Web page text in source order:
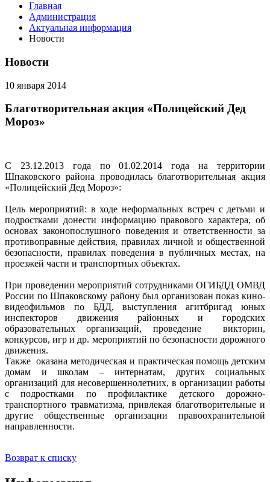
Главная
Администрация
Актуальная информация
Новости
Новости
10 января 2014
Благотворительная акция «Полицейский Дед
Мороз»
С 23.12.2013 года по 01.02.2014 года на территории
Шпаковского района проводилась благотворительная акция
«Полицейский Дед Мороз»:
Цель мероприятий: в ходе неформальных встреч с детьми и
подростками донести информацию правового характера, об
основах законопослушного поведения и ответственности за
противоправные действия, правилах личной и общественной
безопасности, правилах поведения в публичных местах, на
проезжей части и транспортных объектах.
При проведении мероприятий сотрудниками ОГИБДД ОМВД
России по Шпаковскому району был организован показ кино-
видеофильмов по БДД, выступления агитбригад юных
инспекторов движения районных и городских
образовательных организаций, проведение викторин,
конкурсов, игр и др. мероприятий по безопасности дорожного
движения.
Также оказана методическая и практическая помощь детским
домам и школам – интернатам, других социальных
организаций для несовершеннолетних, в организации работы
с подростками по профилактике детского дорожно-
транспортного травматизма, привлекая благотворительные и
другие общественные организации правоохранительной
направленности.
Возврат к списку